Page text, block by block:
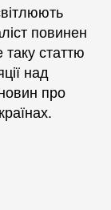
повинен
статтю
над
про